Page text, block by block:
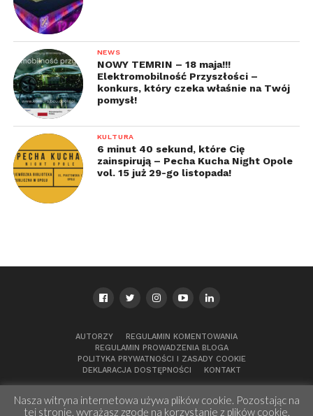
NEWS
NOWY TEMRIN – 18 maja!!!
Elektromobilność Przyszłości –
konkurs, który czeka właśnie na Twój
pomysł!
KULTURA
6 minut 40 sekund, które Cię
zainspirują – Pecha Kucha Night Opole
vol. 15 już 29-go listopada!
AUTORZY
REGULAMIN KOMENTOWANIA
REGULAMIN PROWADZENIA BLOGA
POLITYKA PRYWATNOŚCI I ZASADY COOKIE
DEKLARACJA DOSTĘPNOŚCI
KONTAKT
Nasza witryna internetowa używa plików cookie. Pozostając na
tej stronie, wyrażasz zgodę na korzystanie z plików cookie.